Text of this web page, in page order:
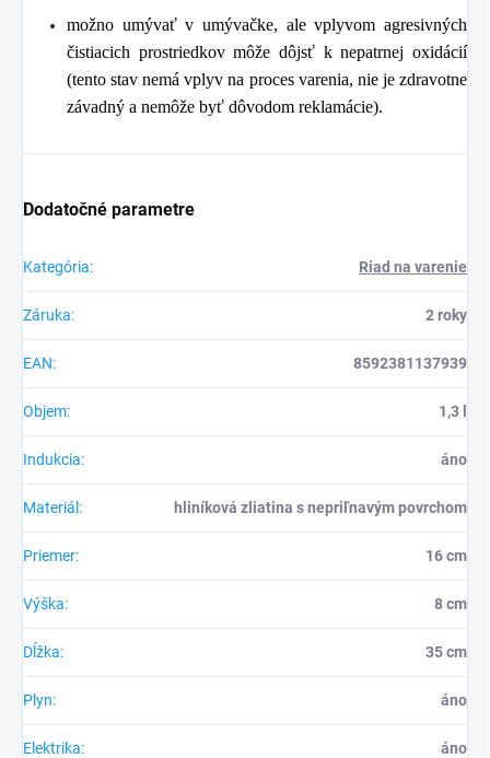
možno umývať v umývačke, ale vplyvom agresivných
čistiacich prostriedkov môže dôjsť k nepatrnej oxidácií
(tento stav nemá vplyv na proces varenia, nie je zdravotne
závadný a nemôže byť dôvodom reklamácie).
Dodatočné parametre
Kategória: Riad na varenie
Záruka: 2 roky
EAN: 8592381137939
Objem: 1,3 l
Indukcia: áno
Materiál : hliníková zliatina s nepriľnavým povrchom
Priemer: 16 cm
Výška: 8 cm
Dĺžka: 35 cm
Plyn: áno
Elektrika: áno